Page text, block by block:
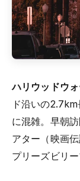
ハリウッドウ
ド沿いの
に混雑。早朝
アター（映画
プリーズビリ